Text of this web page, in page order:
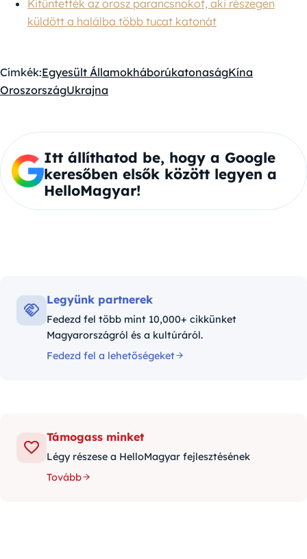
Kitüntették az orosz parancsnokot, aki részegen
küldött a halálba több tucat katonát
Címkék:Egyesült ÁllamokháborúkatonaságKína
OroszországUkrajna
Itt állíthatod be, hogy a Google
keresőben elsők között legyen a
HelloMagyar!
Legyünk partnerek
Fedezd fel több mint 10,000+ cikkünket
Magyarországról és a kultúráról.
Fedezd fel a lehetőségeket
Támogass minket
Légy részese a HelloMagyar fejlesztésének
Tovább